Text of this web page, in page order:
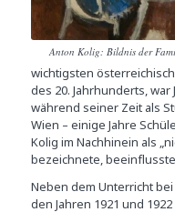
Anton Kolig: Bildnis der
wichtigsten
des 20. Jahrhunderts,
während seiner Zeit als
Wien – einige Jahre
Kolig im Nachhinein als
bezeichnete,
Neben dem Unterricht
den Jahren 1921 und